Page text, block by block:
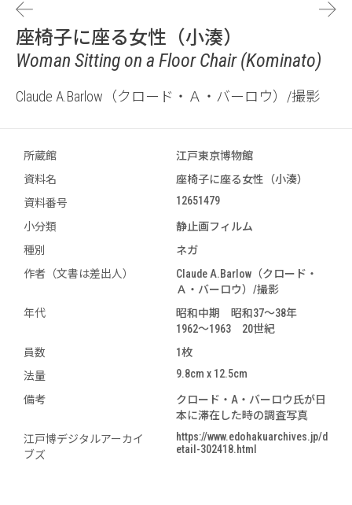
座椅子に座る女性（小湊）
Woman Sitting on a Floor Chair (Kominato)
Claude A.Barlow（クロード・Ａ・バーロウ）/撮影
所蔵館
江戸東京博物館
資料名
座椅子に座る女性（小湊）
資料番号
12651479
小分類
静止画フィルム
種別
ネガ
作者（文書は差出人）
Claude A.Barlow（クロード・
Ａ・バーロウ）/撮影
年代
昭和中期 昭和37～38年
1962～1963 20世紀
員数
1枚
法量
9.8cm x 12.5cm
備考
クロード・A・バーロウ氏が日
本に滞在した時の調査写真
江戸博デジタルアーカイ
ブズ
https://www.edohakuarchives.jp/d
etail-302418.html